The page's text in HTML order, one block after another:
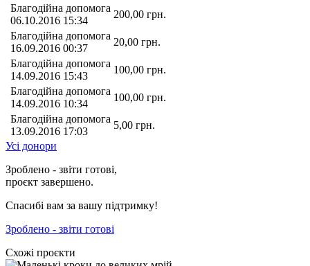
Благодійна допомога
06.10.2016 15:34
200,00 грн.
Благодійна допомога
16.09.2016 00:37
20,00 грн.
Благодійна допомога
14.09.2016 15:43
100,00 грн.
Благодійна допомога
14.09.2016 10:34
100,00 грн.
Благодійна допомога
13.09.2016 17:03
5,00 грн.
Усі донори
Зроблено - звіти готові,
проєкт завершено.
Спасибі вам за вашу підтримку!
Зроблено - звіти готові
Схожі проєкти